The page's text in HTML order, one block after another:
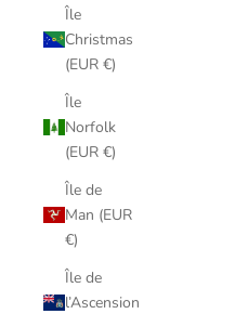
Île
Christmas
(EUR €)
Île
Norfolk
(EUR €)
Île de
Man (EUR
€)
Île de
l’Ascension